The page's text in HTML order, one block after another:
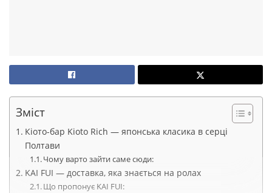
Зміст
Кіото-бар Kioto Rich — японська класика в серці
Полтави
Чому варто зайти саме сюди:
KAI FUI — доставка, яка знається на ролах
Що пропонує KAI FUI: